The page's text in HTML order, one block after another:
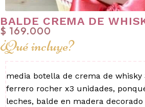
BALDE CREMA DE
$ 169.000
¿Qué incluye?
media botella de crema de whisky
ferrero rocher x3 unidades,
leches, balde en madera